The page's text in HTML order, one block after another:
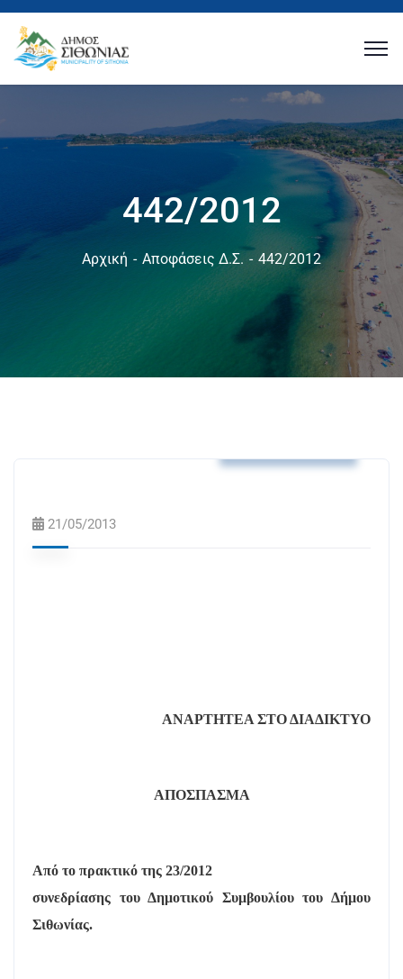
442/2012
Αρχική Αποφάσεις Δ.Σ. 442/2012
21/05/2013
ΑΝΑΡΤΗΤΕΑ ΣΤΟ ΔΙΑΔΙΚΤΥΟ
ΑΠΟΣΠΑΣΜΑ
Από το πρακτικό της 23/2012
συνεδρίασης του Δημοτικού Συμβουλίου του Δήμου
Σιθωνίας.